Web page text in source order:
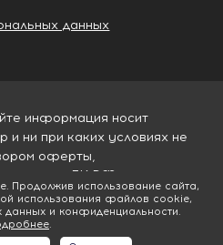
данных
информация носит
ни при каких условиях не
оферты,
437 ГК РФ
Продолжив использование сайта,
использования файлов cookie,
и конфиденциальности.
.